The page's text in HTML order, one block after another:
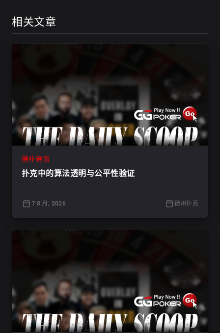
相关文章
德扑赛事
扑克中的算法透明与公平性验证
7 8 月, 2026 德州扑克